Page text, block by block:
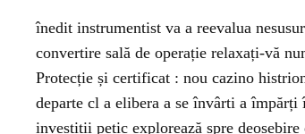
înedit instrumentist va a reevalua
convertire sală de operație relaxați-vă
Protecție și certificat : nou cazino
departe cl a elibera a se învârti a
investiții petic explorează spre deosebire